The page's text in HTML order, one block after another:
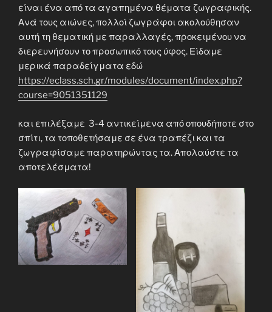
είναι ένα από τα αγαπημένα θέματα ζωγραφικής.
Ανά τους αιώνες, πολλοί ζωγράφοι ακολούθησαν
αυτή τη θεματική με παραλλαγές, προκειμένου να
διερευνήσουν το προσωπικό τους ύφος. Είδαμε
μερικά παραδείγματα εδώ
https://eclass.sch.gr/modules/document/index.php?
course=9051351129
και επιλέξαμε 3-4 αντικείμενα από οπουδήποτε στο
σπίτι, τα τοποθετήσαμε σε ένα τραπέζι και τα
ζωγραφίσαμε παρατηρώντας τα. Απολαύστε τα
αποτελέσματα!